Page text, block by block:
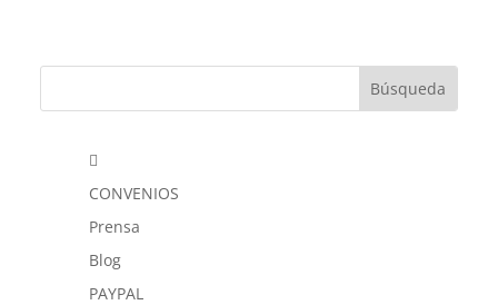

CONVENIOS
Prensa
Blog
PAYPAL